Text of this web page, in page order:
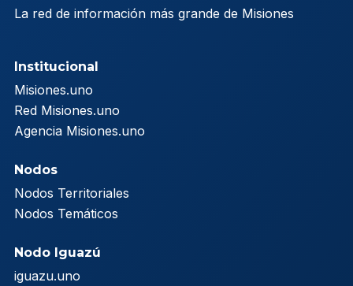
La red de información más grande de Misiones
Institucional
Misiones.uno
Red Misiones.uno
Agencia Misiones.uno
Nodos
Nodos Territoriales
Nodos Temáticos
Nodo Iguazú
iguazu.uno